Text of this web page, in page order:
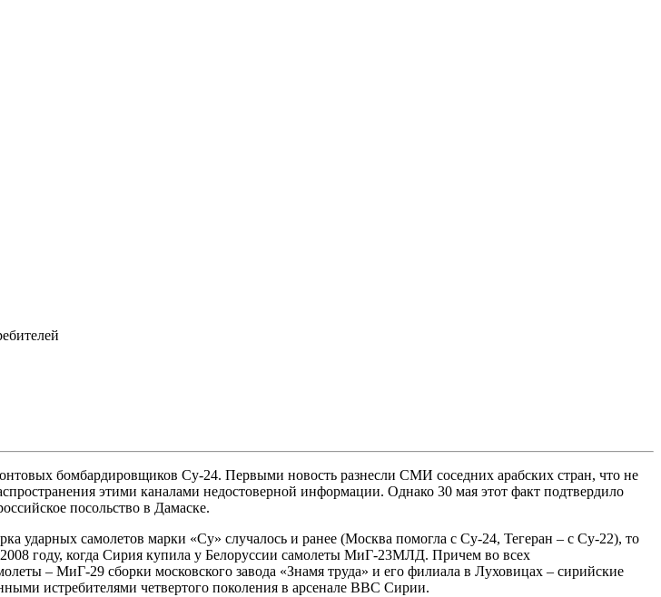
бомбардировщиков Су-24. Первыми новость разнесли СМИ соседних арабских стран, что не
этими каналами недостоверной информации. Однако 30 мая этот факт подтвердило
посольство в Дамаске.
ударных самолетов марки «Су» случалось и ранее (Москва помогла с Су-24, Тегеран – с Су-22), то
году, когда Сирия купила у Белоруссии самолеты МиГ-23МЛД. Причем во всех
– МиГ-29 сборки московского завода «Знамя труда» и его филиала в Луховицах – сирийские
истребителями четвертого поколения в арсенале ВВС Сирии.